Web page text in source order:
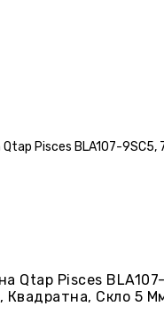
Qtap Pisces
Квадратна, Скло 5